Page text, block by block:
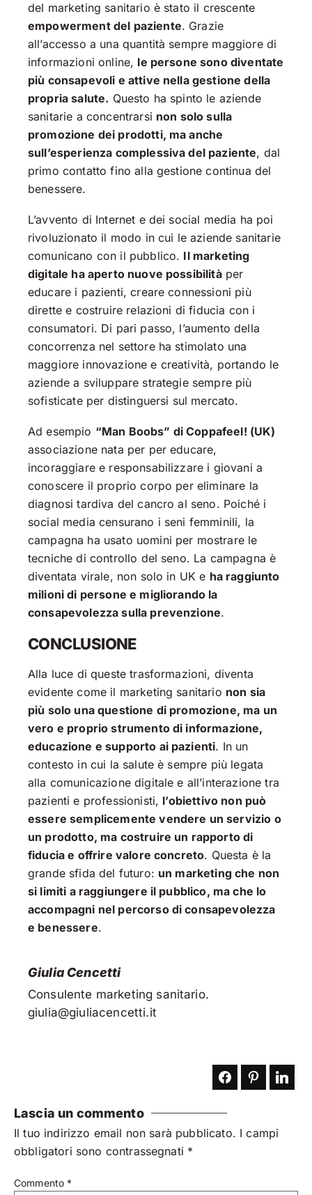
del marketing sanitario è stato il crescente
empowerment del paziente. Grazie
all’accesso a una quantità sempre maggiore di
informazioni online, le persone sono diventate
più consapevoli e attive nella gestione della
propria salute. Questo ha spinto le aziende
sanitarie a concentrarsi non solo sulla
promozione dei prodotti, ma anche
sull’esperienza complessiva del paziente, dal
primo contatto fino alla gestione continua del
benessere.
L’avvento di Internet e dei social media ha poi
rivoluzionato il modo in cui le aziende sanitarie
comunicano con il pubblico. Il marketing
digitale ha aperto nuove possibilitàper
educare i pazienti, creare connessioni più
dirette e costruire relazioni di fiducia con i
consumatori. Di pari passo, l’aumento della
concorrenza nel settore ha stimolato una
maggiore innovazione e creatività, portando le
aziende a sviluppare strategie sempre più
sofisticate per distinguersi sul mercato.
Ad esempio “Man Boobs” di Coppafeel! (UK)
associazione nata per per educare,
incoraggiare e responsabilizzare i giovani a
conoscere il proprio corpo per eliminare la
diagnosi tardiva del cancro al seno. Poiché i
social media censurano i seni femminili, la
campagna ha usato uomini per mostrare le
tecniche di controllo del seno. La campagna è
diventata virale, non solo in UK e ha raggiunto
milioni di persone e migliorando la
consapevolezza sulla prevenzione.
CONCLUSIONE
Alla luce di queste trasformazioni, diventa
evidente come il marketing sanitario non sia
più solo una questione di promozione, ma un
vero e proprio strumento di informazione,
educazione e supporto ai pazienti. In un
contesto in cui la salute è sempre più legata
alla comunicazione digitale e all’interazione tra
pazienti e professionisti, l’obiettivo non può
essere semplicemente vendere un servizio o
un prodotto, ma costruire un rapporto di
fiducia e offrire valore concreto. Questa è la
grande sfida del futuro: un marketing che non
si limiti a raggiungere il pubblico, ma che lo
accompagni nel percorso di consapevolezza
e benessere.
Giulia Cencetti
Consulente marketing sanitario.
giulia@giuliacencetti.it
Lascia un commento
Il tuo indirizzo email non sarà pubblicato. I campi
obbligatori sono contrassegnati *
Commento *